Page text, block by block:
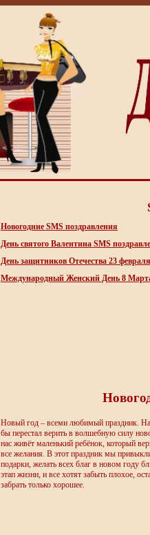
Новогодние SMS поздравления
День святого Валентина SMS
День защитников Отечества 23
Международный Женский День 8
Новый год – всеми любимый праздник.
бы перестал верить в волшебную силу
нас живёт маленький ребёнок, который
все желания. В этот праздник мы
подарки, желать всех благ в новом году
этап жизни, и все хотят забыть плохое,
забрать только хорошее.